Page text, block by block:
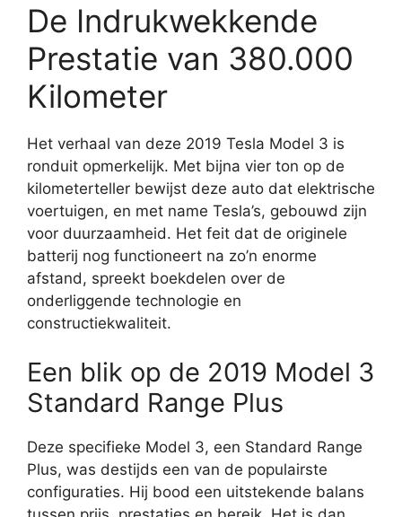
De Indrukwekkende
Prestatie van 380.000
Kilometer
Het verhaal van deze 2019 Tesla Model 3 is
ronduit opmerkelijk. Met bijna vier ton op de
kilometerteller bewijst deze auto dat elektrische
voertuigen, en met name Tesla’s, gebouwd zijn
voor duurzaamheid. Het feit dat de originele
batterij nog functioneert na zo’n enorme
afstand, spreekt boekdelen over de
onderliggende technologie en
constructiekwaliteit.
Een blik op de 2019 Model 3
Standard Range Plus
Deze specifieke Model 3, een Standard Range
Plus, was destijds een van de populairste
configuraties. Hij bood een uitstekende balans